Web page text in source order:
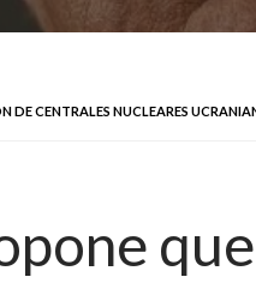
CENTRALES NUCLEARES